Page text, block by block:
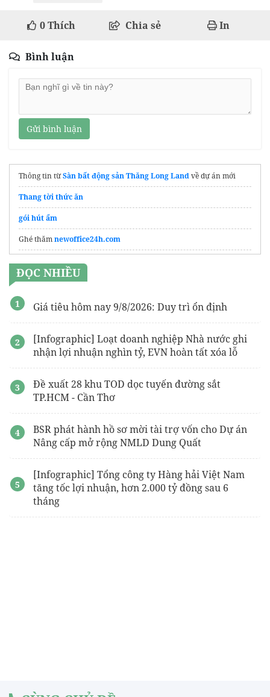
0Thích Chia sẻ In
Bình luận
Gửi bình luận
Thông tin từSàn bất động sản Thăng Long Landvề dự án mới
Thang tời thức ăn
gói hút ẩm
Ghé thămnewoffice24h.com
Công tyHòa Phát Đạt
Xưởng sản xuất cổng tự độngTPHCM
Bạt lót ao hồ chứa nướcgiá rẻ
ghe giam doc cao cap
sơn Duluxchính hãng
barrier tự động
ĐỌC NHIỀU
Giá tiêu hôm nay 9/8/2026: Duy trì ổn định
[Infographic] Loạt doanh nghiệp Nhà nước ghi
nhận lợi nhuận nghìn tỷ, EVN hoàn tất xóa lỗ
Đề xuất 28 khu TOD dọc tuyến đường sắt
TP.HCM - Cần Thơ
BSR phát hành hồ sơ mời tài trợ vốn cho Dự án
Nâng cấp mở rộng NMLD Dung Quất
[Infographic] Tổng công ty Hàng hải Việt Nam
tăng tốc lợi nhuận, hơn 2.000 tỷ đồng sau 6
tháng